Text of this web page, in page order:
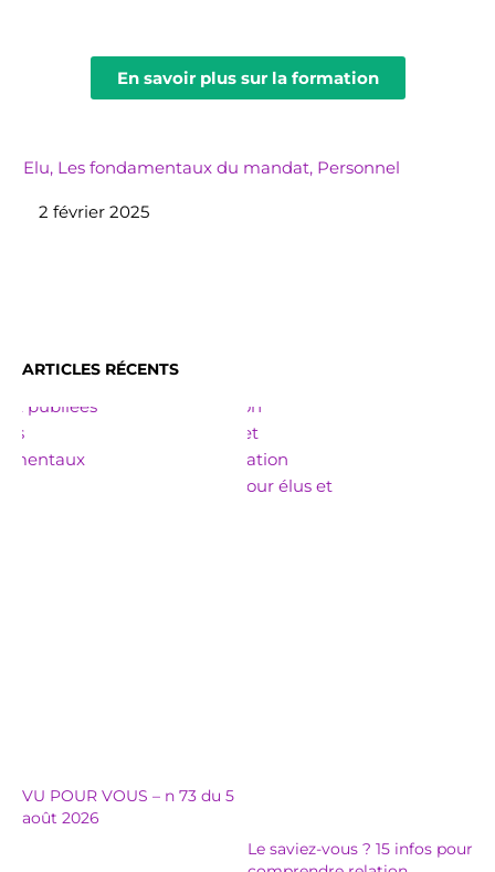
En savoir plus sur la formation
Elu, Les fondamentaux du mandat, Personnel
2 février 2025
ARTICLES RÉCENTS
VU POUR VOUS – n 73 du 5
août 2026
Le saviez-vous ? 15 infos pour